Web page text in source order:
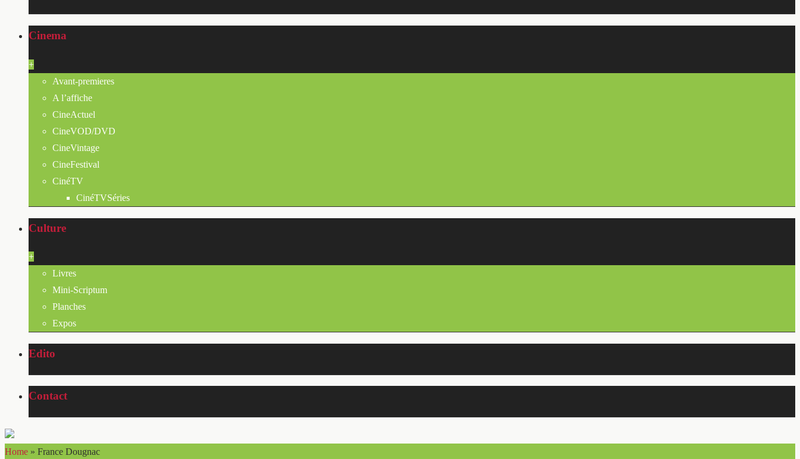
Cinema
+
Avant-premieres
A l’affiche
CineActuel
CineVOD/DVD
CineVintage
CineFestival
CinéTV
CinéTVSéries
Culture
+
Livres
Mini-Scriptum
Planches
Expos
Edito
Contact
Home » France Dougnac